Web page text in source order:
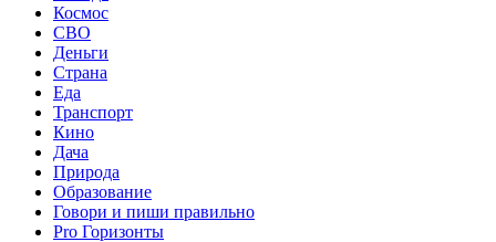
Космос
СВО
Деньги
Страна
Еда
Транспорт
Кино
Дача
Природа
Образование
Говори и пиши правильно
Pro Горизонты